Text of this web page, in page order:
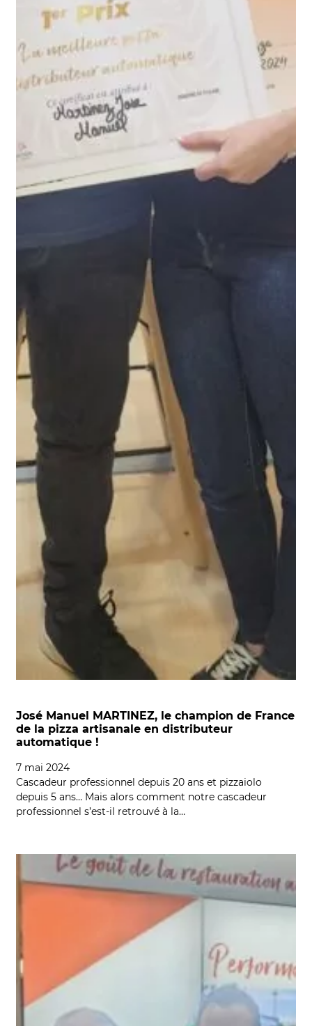
José Manuel MARTINEZ, le champion de France
de la pizza artisanale en distributeur
automatique !
7 mai 2024
Cascadeur professionnel depuis 20 ans et pizzaiolo
depuis 5 ans… Mais alors comment notre cascadeur
professionnel s’est-il retrouvé à la…